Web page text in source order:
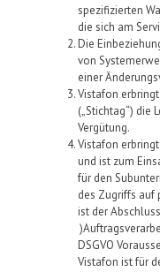
spezifizierten
die sich am
Die
von
einer
Vistafon
(„Stichtag“) die
Vergütung.
Vistafon
und ist zum
für den
des Zugriffs auf
ist der
DSGVO
Vistafon ist für